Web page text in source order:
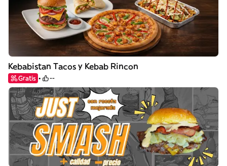
Kebabistan Tacos y Kebab Rincon
Gratis --